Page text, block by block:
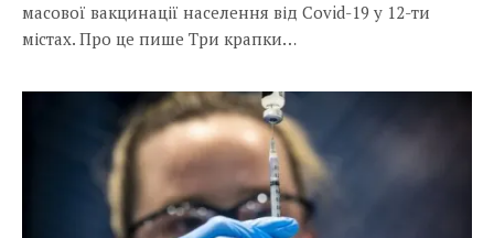
масової вакцинації населення від Covid-19 у 12-ти
містах. Про це пише Три крапки…